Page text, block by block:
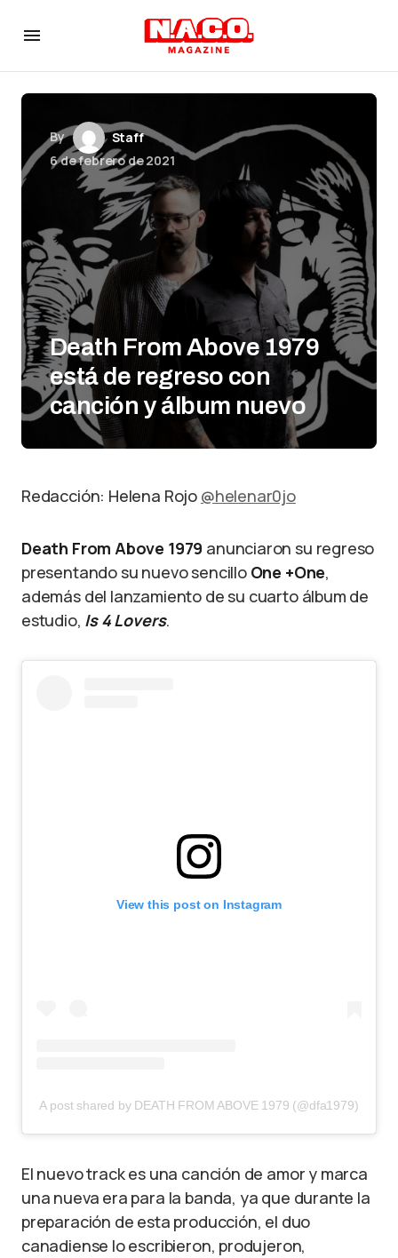
By
Staff
6 de febrero de 2021
Death From Above 1979
está de regreso con
canción y álbum nuevo
Redacción: Helena Rojo @helenar0jo
Death From Above 1979 anunciaron su regreso
presentando su nuevo sencillo One +One,
además del lanzamiento de su cuarto álbum de
estudio, Is 4 Lovers.
View this post on Instagram
A post shared by DEATH FROM ABOVE 1979 (@dfa1979)
El nuevo track es una canción de amor y marca
una nueva era para la banda, ya que durante la
preparación de esta producción, el duo
canadiense lo escribieron, produjeron,